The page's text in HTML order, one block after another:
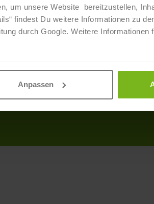
um unsere Website bereitzustellen,
findest Du weitere Informationen zu
durch Google. Weitere Informationen
Anpassen
Info